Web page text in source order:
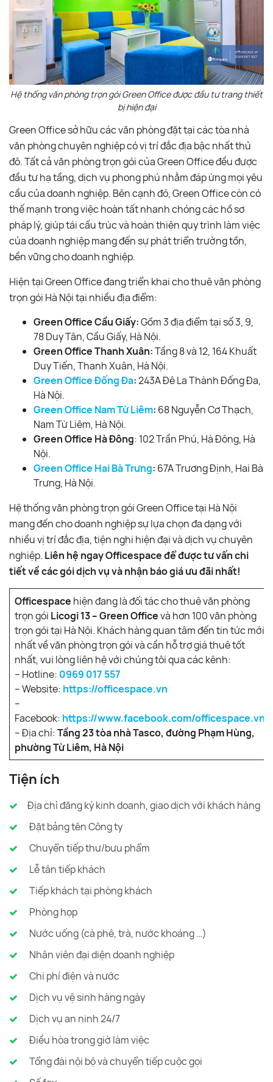
Hệ thống văn phòng trọn gói Green Office được đầu tư trang thiết
bị hiện đại
Green Office sở hữu các văn phòng đặt tại các tòa nhà
văn phòng chuyên nghiệp có vị trí đắc địa bậc nhất thủ
đô. Tất cả văn phòng trọn gói của Green Office đều được
đầu tư hạ tầng, dịch vụ phong phú nhằm đáp ứng mọi yêu
cầu của doanh nghiệp. Bên cạnh đó, Green Office còn có
thế mạnh trong việc hoàn tất nhanh chóng các hồ sơ
pháp lý, giúp tái cấu trúc và hoàn thiện quy trình làm việc
của doanh nghiệp mang đến sự phát triển trường tồn,
bền vững cho doanh nghiệp.
Hiện tại Green Office đang triển khai cho thuê văn phòng
trọn gói Hà Nội tại nhiều địa điểm:
Green Office Cầu Giấy:Gồm 3 địa điểm tại số 3, 9,
78 Duy Tân, Cầu Giấy, Hà Nội.
Green Office Thanh Xuân:Tầng 8 và 12, 164 Khuất
Duy Tiến, Thanh Xuân, Hà Nội.
Green Office Đống Đa:243A Đê La Thành Đống Đa,
Hà Nội.
Green Office Nam Từ Liêm: 68 Nguyễn Cơ Thạch,
Nam Từ Liêm, Hà Nội.
Green Office Hà Đông: 102 Trần Phú, Hà Đông, Hà
Nội.
Green Office Hai Bà Trưng: 67A Trương Định, Hai Bà
Trưng, Hà Nội.
Hệ thống văn phòng trọn gói Green Office tại Hà Nội
mang đến cho doanh nghiệp sự lựa chọn đa dạng với
nhiều vị trí đắc địa, tiện nghi hiện đại và dịch vụ chuyên
nghiệp. Liên hệ ngay Officespace để được tư vấn chi
tiết về các gói dịch vụ và nhận báo giá ưu đãi nhất!
Officespace hiện đang là đối tác cho thuê văn phòng
trọn gói Licogi 13 – Green Officevà hơn 100 văn phòng
trọn gói tại Hà Nội. Khách hàng quan tâm đến tin tức mới
nhất về văn phòng trọn gói và cần hỗ trợ giá thuê tốt
nhất, vui lòng liên hệ với chúng tôi qua các kênh:
– Hotline: 0969 017 557
– Website: https://officespace.vn
–
Facebook: https://www.facebook.com/officespace.vn/
– Địa chỉ:Tầng 23 tòa nhà Tasco, đường Phạm Hùng,
phường Từ Liêm, Hà Nội
Tiện ích
Địa chỉ đăng ký kinh doanh, giao dịch với khách hàng
Đặt bảng tên Công ty
Chuyển tiếp thư/bưu phẩm
Lễ tân tiếp khách
Tiếp khách tại phòng khách
Phòng họp
Nước uống (cà phê, trà, nước khoáng …)
Nhân viên đại diện doanh nghiệp
Chi phí điện và nước
Dịch vụ vệ sinh hàng ngày
Dịch vụ an ninh 24/7
Điều hòa trong giờ làm việc
Tổng đài nội bộ và chuyển tiếp cuộc gọi